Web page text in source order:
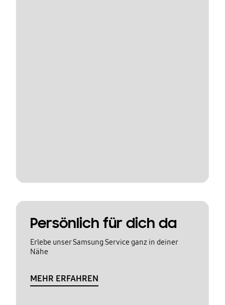
Persönlich für dich da
Erlebe unser Samsung Service ganz in deiner
Nähe
MEHR ERFAHREN